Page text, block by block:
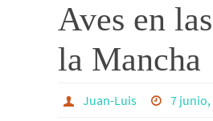
Aves en
la Mancha
Juan-Luis 7 junio,